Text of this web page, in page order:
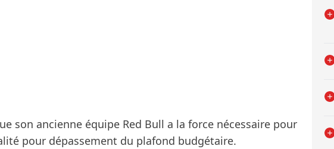
son ancienne équipe Red Bull a la force nécessaire pour
pour dépassement du plafond budgétaire.